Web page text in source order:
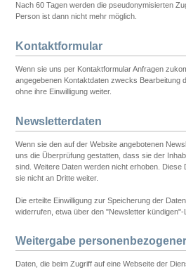
Nach 60 Tagen werden die pseudonymisierten
Person ist dann nicht mehr möglich.
Kontaktformular
Wenn sie uns per Kontaktformular Anfragen
angegebenen Kontaktdaten zwecks Bearbeitung
ohne ihre Einwilligung weiter.
Newsletterdaten
Wenn sie den auf der Website angebotenen
uns die Überprüfung gestatten, dass sie der
sind. Weitere Daten werden nicht erhoben.
sie nicht an Dritte weiter.
Die erteilte Einwilligung zur Speicherung der
widerrufen, etwa über den "Newsletter
Weitergabe
Daten, die beim Zugriff auf eine Webseite der